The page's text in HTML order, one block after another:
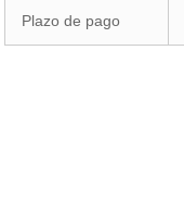
Plazo de pago